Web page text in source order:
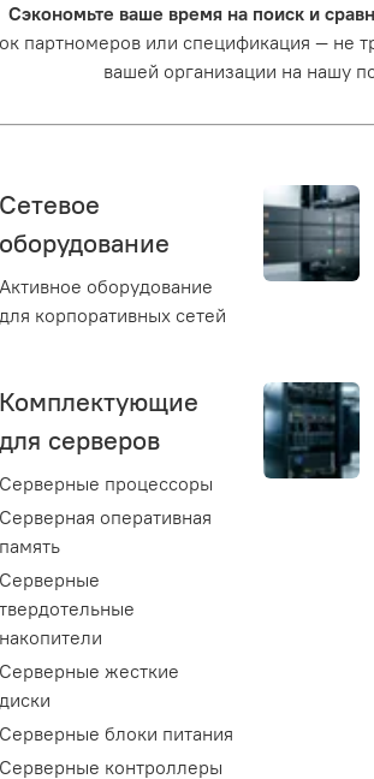
Сэкономьте ваше время на поиск и
партномеров или спецификация — не
вашей организации на нашу
Сетевое
оборудование
Активное оборудование
для корпоративных сетей
Комплектующие
для серверов
Серверные процессоры
Серверная оперативная
память
Серверные
твердотельные
накопители
Серверные жесткие
диски
Серверные блоки питания
Серверные контроллеры